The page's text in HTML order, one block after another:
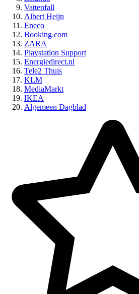
Vattenfall
Albert Heijn
Eneco
Booking.com
ZARA
Playstation Support
Energiedirect.nl
Tele2 Thuis
KLM
MediaMarkt
IKEA
Algemeen Dagblad